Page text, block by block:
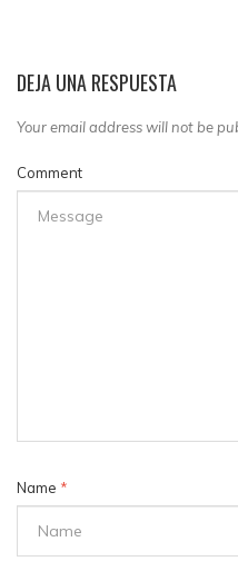
DEJA UNA RESPUESTA
Your email address will not be
Comment
Name *